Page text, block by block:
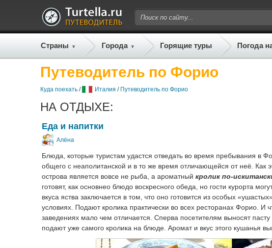
Страны Города Горящие туры Погода
Путеводитель по Форио
Куда поехать / Италия / Путеводитель по Форио
НА ОТДЫХЕ:
Еда и напитки
Алёна
Блюда, которые туристам удастся отведать во время пребывания в
общего с неаполитанской и в то же время отличающейся от неё. Как
острова является вовсе не рыба, а ароматный кролик по-
готовят, как основнео блюдо воскресного обеда, но гости курорта
вкуса яства заключается в том, что оно готовится из особых
условиях. Подают кролика практически во всех ресторанах Форио. И
заведениях мало чем отличается. Сперва посетителям выносят
подают уже самого кролика на блюде. Аромат и вкус этого кушанья